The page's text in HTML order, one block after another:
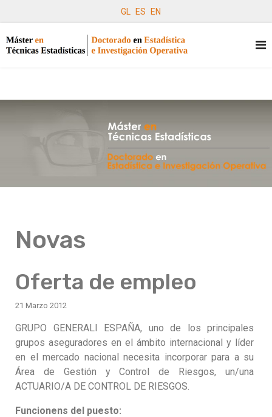
GL ES EN
Novas
Oferta de empleo
21 Marzo 2012
GRUPO GENERALI ESPAÑA, uno de los principales
grupos aseguradores en el ámbito internacional y líder
en el mercado nacional necesita incorporar para a su
Área de Gestión y Control de Riesgos, un/una
ACTUARIO/A DE CONTROL DE RIESGOS.
Funcionens del puesto: